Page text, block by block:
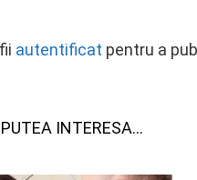
autentificat pentru a
INTERESA...